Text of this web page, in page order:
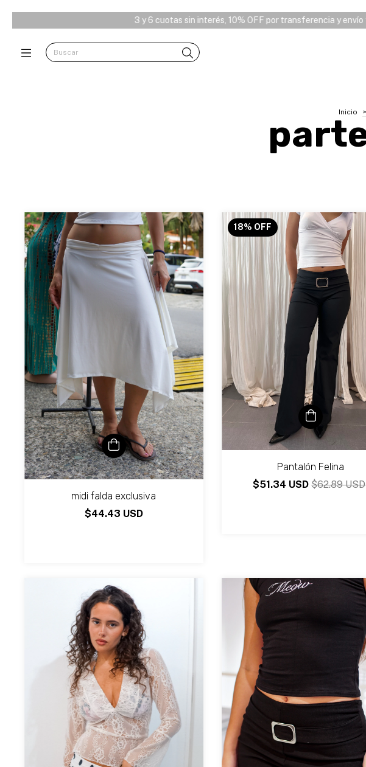
3 y 6 cuotas sin interés, 10% OFF por transferencia y envío free desde
Inicio >
midi falda exclusiva
$44.43 USD
18% OFF
Pantalón Felina
$51.34 USD$62.89 USD